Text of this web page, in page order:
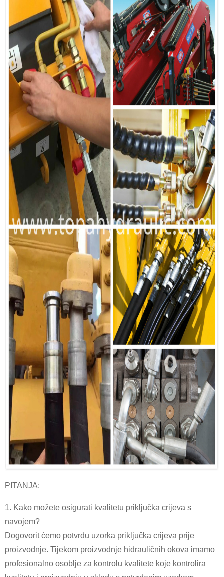
PITANJA:
1. Kako možete osigurati kvalitetu priključka crijeva s
navojem?
Dogovorit ćemo potvrdu uzorka priključka crijeva prije
proizvodnje. Tijekom proizvodnje hidrauličnih okova imamo
profesionalno osoblje za kontrolu kvalitete koje kontrolira